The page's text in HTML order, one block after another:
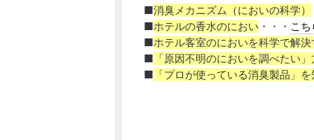
■消臭メカニズム（においの科学）
■ホテルの香水のにおい ・・・ こ
■ホテル客室のにおいを科学で解
■ 「原因不明のにおいを調べたい
■ 「プロが使っている消臭製品」